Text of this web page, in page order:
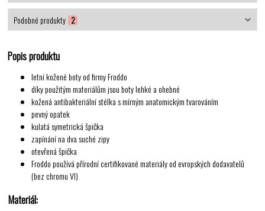
Podobné produkty 2
Popis produktu
letní kožené boty od firmy Froddo
díky použitým materiálům jsou boty lehké a ohebné
kožená antibakteriální stélka s mírným anatomickým tvarováním
pevný opatek
kulatá symetrická špička
zapínání na dva suché zipy
otevřená špička
Froddo používá přírodní certifikované materiály od evropských dodavatelů
(bez chromu VI)
Materiál: